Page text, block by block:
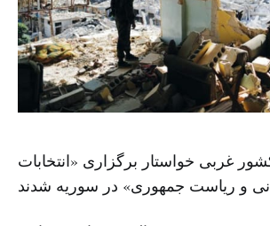
و ۸ کشور غربی خواستار برگزاری «انتخابات
و ریاست جمهوری» در سوریه شدند